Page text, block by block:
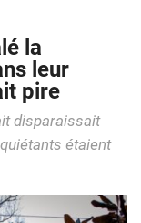
la
leur
pire
disparaissait
étaient